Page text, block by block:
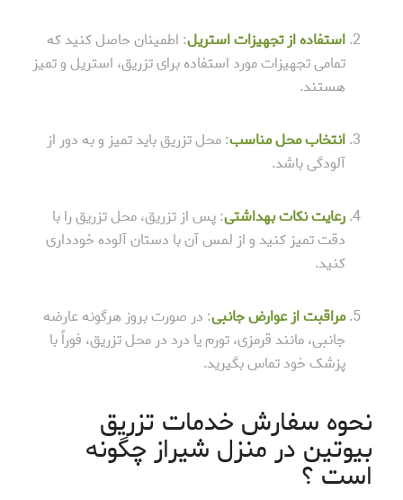
استفاده از تجهیزات استریل: اطمینان حاصل کنید که
تمامی تجهیزات مورد استفاده برای تزریق، استریل و تمیز
هستند.
انتخاب محل مناسب: محل تزریق باید تمیز و به دور از
آلودگی باشد.
رعایت نکات بهداشتی: پس از تزریق، محل تزریق را با
دقت تمیز کنید و از لمس آن با دستان آلوده خودداری
کنید.
مراقبت از عوارض جانبی: در صورت بروز هرگونه عارضه
جانبی، مانند قرمزی، تورم یا درد در محل تزریق، فوراً با
پزشک خود تماس بگیرید.
نحوه سفارش خدمات تزریق
بیوتین در منزل شیراز چگونه
است ؟